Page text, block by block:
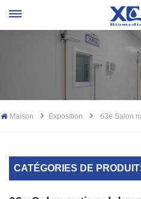
Maison Exposition 63e Salon
CATÉGORIES DE